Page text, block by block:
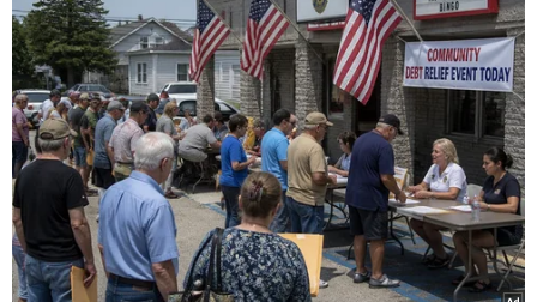
#Italy #Syria #Vũ khí hóa học
#Cảng trung chuyển
Italy
Syria
Theo dõi VietnamPlus